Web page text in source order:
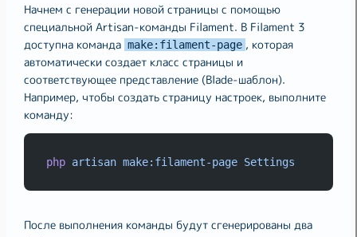
Начнем с генерации новой страницы с помощью
специальной Artisan-команды Filament. В Filament 3
доступна команда make:filament-page , которая
автоматически создает класс страницы и
соответствующее представление (Blade-шаблон).
Например, чтобы создать страницу настроек, выполните
команду:
php artisan make:filament-page Settings
После выполнения команды будут сгенерированы два